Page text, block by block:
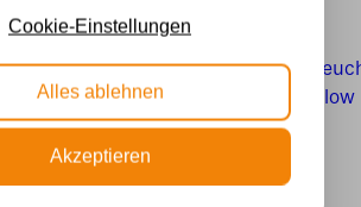
Cookie-Einstellungen
Alles ablehnen
Akzeptieren